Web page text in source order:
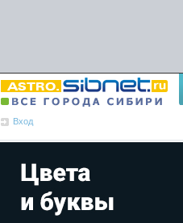
Вход